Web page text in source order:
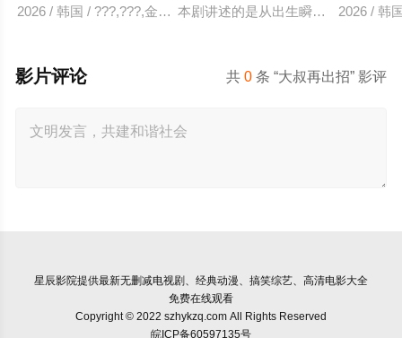
2026 / 韩国 / ???,???,金贤叙,???本剧讲述的是从出生瞬间开始就被打
2026 / 韩
共0 条 “大叔再出招” 影评
影片评论
星辰影院提供最新无删减电视剧、经典动漫、搞笑综艺、高清电影大全
免费在线观看
Copyright © 2022 szhykzq.com All Rights Reserved
皖ICP备60597135号